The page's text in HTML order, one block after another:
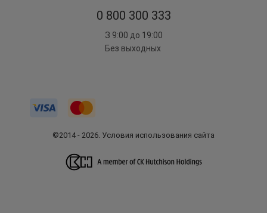
0 800 300 333
З 9:00 до 19:00
Без выходных
©2014 - 2026. Условия использования сайта